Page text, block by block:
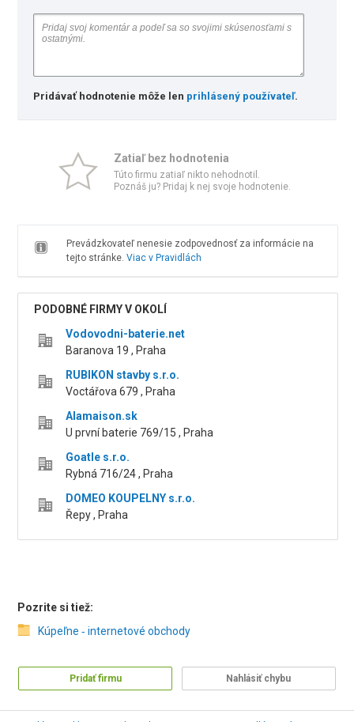
Pridávať hodnotenie môže len prihlásený používateľ.
Zatiaľ bez hodnotenia
Túto firmu zatiaľ nikto nehodnotil.
Poznáš ju? Pridaj k nej svoje hodnotenie.
Prevádzkovateľ nenesie zodpovednosť za informácie na
tejto stránke. Viac v Pravidlách
PODOBNÉ FIRMY V OKOLÍ
Vodovodni-baterie.net
Baranova 19 , Praha
RUBIKON stavby s.r.o.
Voctářova 679 , Praha
Alamaison.sk
U první baterie 769/15 , Praha
Goatle s.r.o.
Rybná 716/24 , Praha
DOMEO KOUPELNY s.r.o.
Řepy , Praha
Pozrite si tiež:
Kúpeľne ‑ internetové obchody
Pridať firmu Nahlásiť chybu